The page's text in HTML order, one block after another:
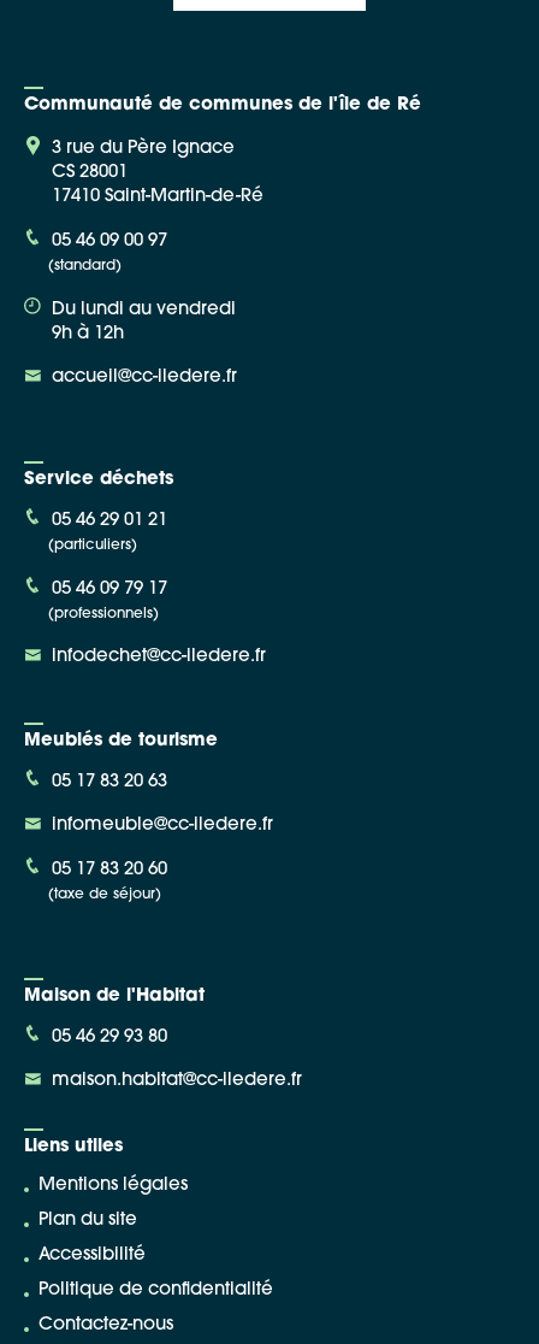
Communauté de communes de l'île de Ré
3 rue du Père Ignace
CS 28001
17410 Saint-Martin-de-Ré
05 46 09 00 97
(standard)
Du lundi au vendredi
9h à 12h
accueil@cc-iledere.fr
Service déchets
05 46 29 01 21
(particuliers)
05 46 09 79 17
(professionnels)
infodechet@cc-iledere.fr
Meublés de tourisme
05 17 83 20 63
infomeuble@cc-iledere.fr
05 17 83 20 60
(taxe de séjour)
Maison de l'Habitat
05 46 29 93 80
maison.habitat@cc-iledere.fr
Liens utiles
Mentions légales
Plan du site
Accessibilité
Politique de confidentialité
Contactez-nous